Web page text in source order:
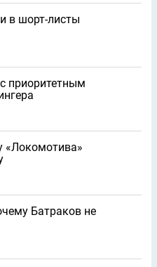
в шорт-листы
приоритетным
«Локомотива»
Батраков не